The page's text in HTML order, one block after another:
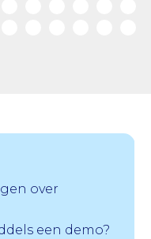
over
een demo?